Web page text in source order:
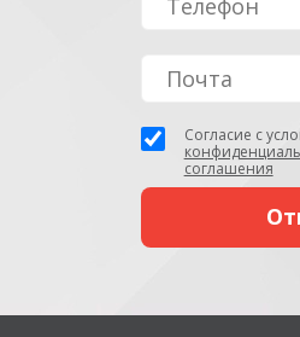
Согласие с
соглашения